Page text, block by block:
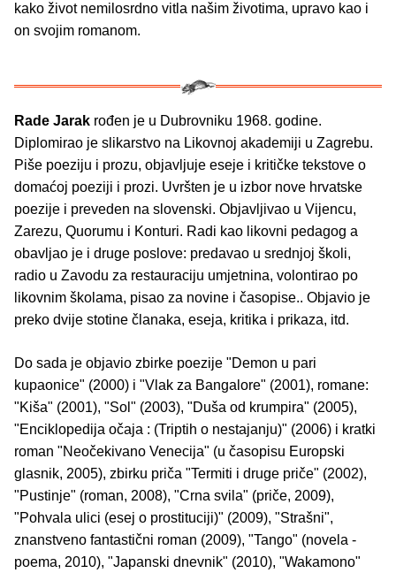
kako život nemilosrdno vitla našim životima, upravo kao i
on svojim romanom.
Rade Jarak rođen je u Dubrovniku 1968. godine.
Diplomirao je slikarstvo na Likovnoj akademiji u Zagrebu.
Piše poeziju i prozu, objavljuje eseje i kritičke tekstove o
domaćoj poeziji i prozi. Uvršten je u izbor nove hrvatske
poezije i preveden na slovenski. Objavljivao u Vijencu,
Zarezu, Quorumu i Konturi. Radi kao likovni pedagog a
obavljao je i druge poslove: predavao u srednjoj školi,
radio u Zavodu za restauraciju umjetnina, volontirao po
likovnim školama, pisao za novine i časopise.. Objavio je
preko dvije stotine članaka, eseja, kritika i prikaza, itd.
Do sada je objavio zbirke poezije "Demon u pari
kupaonice" (2000) i "Vlak za Bangalore" (2001), romane:
"Kiša" (2001), "Sol" (2003), "Duša od krumpira" (2005),
"Enciklopedija očaja : (Triptih o nestajanju)" (2006) i kratki
roman "Neočekivano Venecija" (u časopisu Europski
glasnik, 2005), zbirku priča "Termiti i druge priče" (2002),
"Pustinje" (roman, 2008), "Crna svila" (priče, 2009),
"Pohvala ulici (esej o prostituciji)" (2009), "Strašni",
znanstveno fantastični roman (2009), "Tango" (novela -
poema, 2010), "Japanski dnevnik" (2010), "Wakamono"